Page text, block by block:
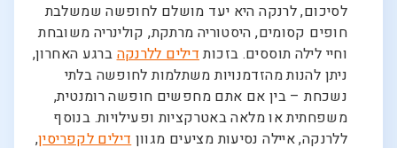
לסיכום, לרנקה היא יעד מושלם לחופשה שמשלבת
חופים קסומים, היסטוריה מרתקת, קולינריה משובחת
וחיי לילה תוססים. בזכותדילים ללרנקהברגע האחרון,
ניתן להנות מהזדמנויות משתלמות לחופשה בלתי
נשכחת – בין אם אתם מחפשים חופשה רומנטית,
משפחתית או מלאה באטרקציות ופעילויות. בנוסף
ללרנקה, איילה נסיעות מציעים מגווןדילים לקפריסין,